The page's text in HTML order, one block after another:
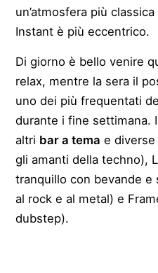
un’atmosfera più
Instant è più eccentrico.
Di giorno è bello venire
relax, mentre la sera il
uno dei più frequentati
durante i fine settimana.
altri bar a tema e diverse
gli amanti della techno),
tranquillo con bevande e
al rock e al metal) e
dubstep).